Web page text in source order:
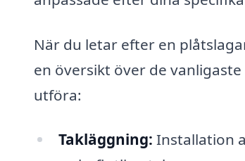
När du letar efter en
en översikt över de
utföra:
Takläggning: Installation